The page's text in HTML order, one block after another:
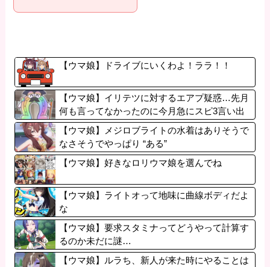
【ウマ娘】ドライブにいくわよ！ララ！！
【ウマ娘】イリテツに対するエアプ疑惑…先月
何も言ってなかったのに今月急にスピ3言い出
したのが怪しいよな。
【ウマ娘】メジロブライトの水着はありそうで
なさそうでやっぱり “ある”
【ウマ娘】好きなロリウマ娘を選んでね
【ウマ娘】ライトオって地味に曲線ボディだよ
な
【ウマ娘】要求スタミナってどうやって計算す
るのか未だに謎…
【ウマ娘】ルラち、新人が来た時にやることは